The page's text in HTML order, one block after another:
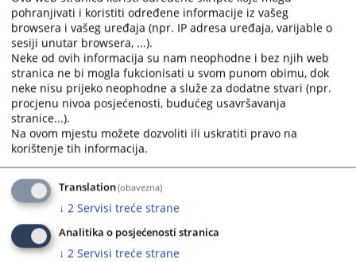
28)pripremanje krivičnih djela protiv ustavnog uređenja Republike
Srpske (član 297),
29)terorizam (član299),
30)finansiranje terorističkih akrivnosti (član 300),
31)stvaranje terorističkihgrupa ili organizacija (član 301),
32)javno podsticanjena terorističke aktivnosti (član 302),
33)vrbovanje i
obučavanje za vršenje terorističkih djela (član 303),
34)formiranje iobučavanje grupa radi pridruživanja stranim
terorističkim organizacijama (član
35)uzimanje talaca(član 305),
36)zloupotrebaslužbenog položaja ili ovlašćenja (član 315), u slučaju
kada je učinilac krivičnog
skupštine Republike
Srpske, Vlade Republike Srpske i njenih ministarstava ili Visokog
pohranjivati i koristiti određene informacije iz vašeg
browsera i vašeg uređaja (npr. IP adresa uređaja, varijable o
sesiji unutar browsera, ...).
Neke od ovih informacija su nam neophodne i bez njih web
stranica ne bi mogla fukcionisati u svom punom obimu, dok
neke nisu prijeko neophodne a služe za dodatne stvari (npr.
procjenu nivoa posjećenosti, budućeg usavršavanja
stranice...).
Na ovom mjestu možete dozvoliti ili uskratiti pravo na
korištenje tih informacija.
Translation(obavezna)
↓ 2 Servisi treće strane
Analitika o posjećenosti stranica
↓ 2 Servisi treće strane